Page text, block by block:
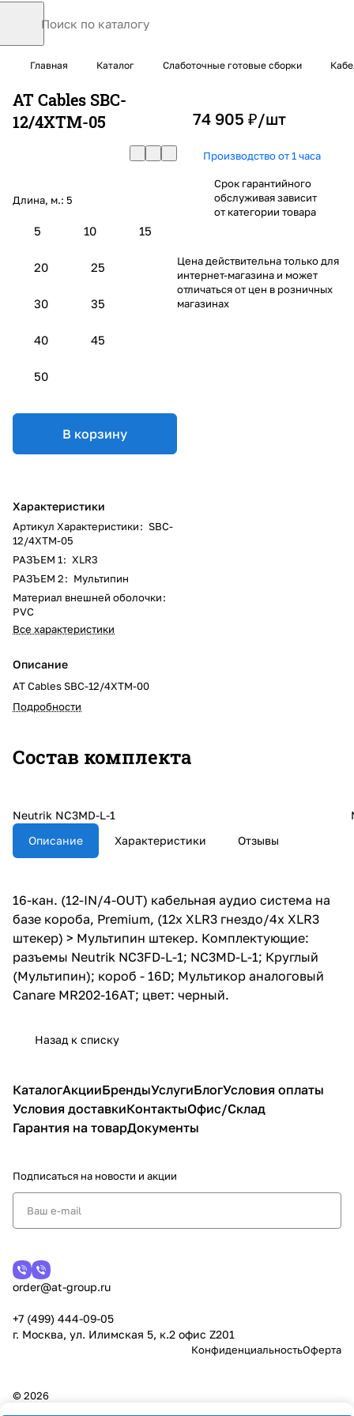
Главная Каталог Слаботочные готовые сборки
AT Cables SBC-
12/4XTM-05
Длина, м.: 5
5 10 15
20 25
30 35
40 45
50
В корзину
Характеристики
Артикул Характеристики: SBC-
12/4XTM-05
РАЗЪЕМ 1: XLR3
РАЗЪЕМ 2: Мультипин
Материал внешней оболочки:
PVC
Все характеристики
Описание
AT Cables SBC-12/4XTM-00
Подробности
74 905 ₽/шт
Производство от 1 часа
Срок гарантийного
обслуживая зависит
от категории товара
Цена действительна только для
интернет-магазина и может
отличаться от цен в розничных
магазинах
Состав комплекта
Neutrik NC3MD-L-1
Описание
Характеристики Отзывы
16-кан. (12-IN/4-OUT) кабельная аудио система на
базе короба, Premium, (12х XLR3 гнездо/4х XLR3
штекер) > Мультипин штекер. Комплектующие:
разъемы Neutrik NC3FD-L-1; NC3MD-L-1; Круглый
(Мультипин); короб - 16D; Мультикор аналоговый
Canare MR202-16AT; цвет: черный.
Назад к списку
КаталогАкцииБрендыУслугиБлогУсловия оплаты
Условия доставкиКонтактыОфис/Склад
Гарантия на товарДокументы
Подписаться на новости и акции
order@at-group.ru
+7 (499) 444-09-05
г. Москва, ул. Илимская 5, к.2 офис Z201
КонфиденциальностьОферта
© 2026